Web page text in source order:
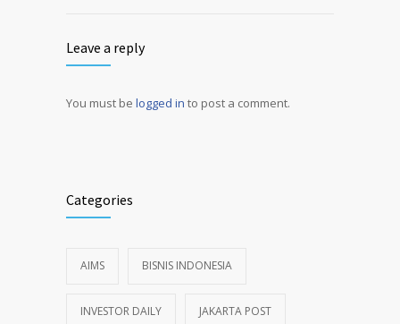
Leave a reply
You must be logged in to post a comment.
Categories
AIMS BISNIS INDONESIA
INVESTOR DAILY JAKARTA POST